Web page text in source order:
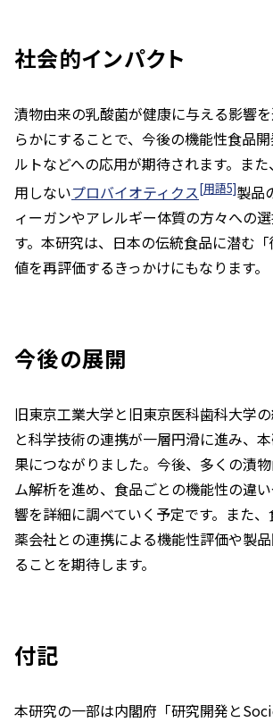
社会的インパクト
漬物由来の乳酸菌が健康に与える影響
らかにすることで、今後の機能性食品
ルトなどへの応用が期待されます。ま
用しないプロバイオティクス[用語5]製品
ィーガンやアレルギー体質の方々への
す。本研究は、日本の伝統食品に潜む
値を再評価するきっかけにもなります。
今後の展開
旧東京工業大学と旧東京医科歯科大学
と科学技術の連携が一層円滑に進み、
果につながりました。今後、多くの漬
ム解析を進め、食品ごとの機能性の違
響を詳細に調べていく予定です。また
薬会社との連携による機能性評価や製
ることを期待します。
付記
本研究の一部は内閣府「研究開発と